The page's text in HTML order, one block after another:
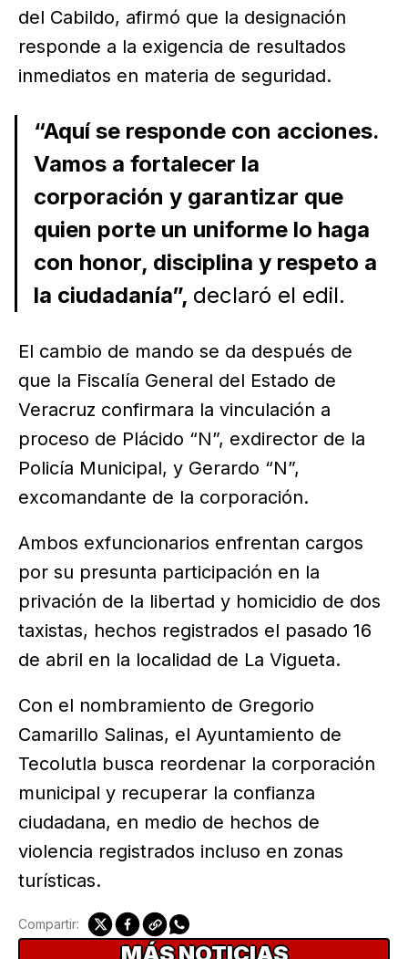
del Cabildo, afirmó que la designación
responde a la exigencia de resultados
inmediatos en materia de seguridad.
“Aquí se responde con acciones.
Vamos a fortalecer la
corporación y garantizar que
quien porte un uniforme lo haga
con honor, disciplina y respeto a
la ciudadanía”, declaró el edil.
El cambio de mando se da después de
que la Fiscalía General del Estado de
Veracruz confirmara la vinculación a
proceso de Plácido “N”, exdirector de la
Policía Municipal, y Gerardo “N”,
excomandante de la corporación.
Ambos exfuncionarios enfrentan cargos
por su presunta participación en la
privación de la libertad y homicidio de dos
taxistas, hechos registrados el pasado 16
de abril en la localidad de La Vigueta.
Con el nombramiento de Gregorio
Camarillo Salinas, el Ayuntamiento de
Tecolutla busca reordenar la corporación
municipal y recuperar la confianza
ciudadana, en medio de hechos de
violencia registrados incluso en zonas
turísticas.
Compartir: